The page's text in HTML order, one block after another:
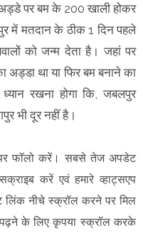
पर बम के 200 खाली होकर
में मतदान के ठीक 1 दिन पहले
को जन्म देता है। जहां पर
अड्डा था या फिर बम बनाने का
रखना होगा कि, जबलपुर
भी दूर नहीं है।
फॉलो करें। सबसे तेज अपडेट
करें एवं हमारे व्हाट्सएप
लिंक नीचे स्क्रॉल करने पर मिल
पढ़ने के लिए कृपया स्क्रॉल करके